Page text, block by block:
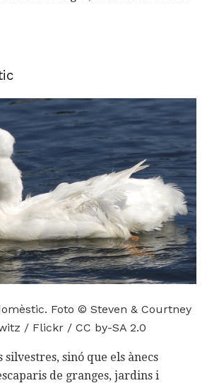
Foto © Steven & Courtney
/ Flickr / CC by-SA 2.0
silvestres, sinó que els ànecs
de granges, jardins i